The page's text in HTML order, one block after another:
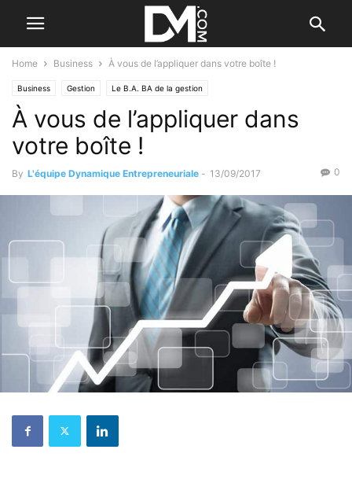
Home Business À vous de l’appliquer dans votre boîte !
Business Gestion Le B.A. BA de la gestion
À vous de l’appliquer dans
votre boîte !
By L'équipe Dynamique Entrepreneuriale - 13/09/2017 0